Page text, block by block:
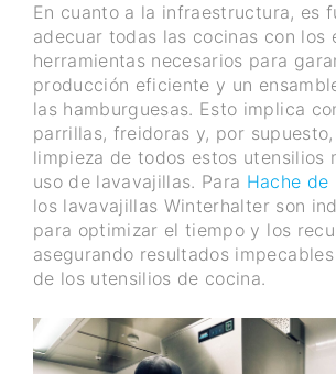
En cuanto a la infraestructura, es
adecuar todas las cocinas con los
herramientas necesarios para
producción eficiente y un
las hamburguesas. Esto implica
parrillas, freidoras y, por
limpieza de todos estos utensilios
uso de lavavajillas. Para Hache de
los lavavajillas Winterhalter son
para optimizar el tiempo y los
asegurando resultados
de los utensilios de cocina.